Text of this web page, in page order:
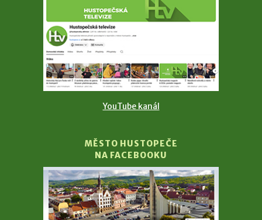
YouTube kanál
MĚSTO HUSTOPEČE
NA FACEBOOKU